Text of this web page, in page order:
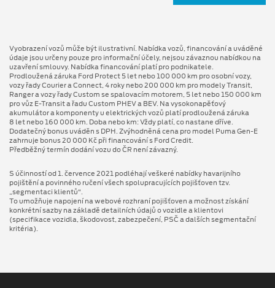
Vyobrazení vozů může být ilustrativní. Nabídka vozů, financování a uváděné
údaje jsou určeny pouze pro informační účely, nejsou závaznou nabídkou na
uzavření smlouvy. Nabídka financování platí pro podnikatele.
Prodloužená záruka Ford Protect 5 let nebo 100 000 km pro osobní vozy,
vozy řady Courier a Connect, 4 roky nebo 200 000 km pro modely Transit,
Ranger a vozy řady Custom se spalovacím motorem, 5 let nebo 150 000 km
pro vůz E-Transit a řadu Custom PHEV a BEV. Na vysokonapěťový
akumulátor a komponenty u elektrických vozů platí prodloužená záruka
8 let nebo 160 000 km. Doba nebo km: Vždy platí, co nastane dříve.
Dodatečný bonus uváděn s DPH. Zvýhodněná cena pro model Puma Gen⁠-⁠E
zahrnuje bonus 20 000 Kč při financování s Ford Credit.
Předběžný termín dodání vozu do ČR není závazný.
S účinností od 1. července 2021 podléhají veškeré nabídky havarijního
pojištění a povinného ručení všech spolupracujících pojišťoven tzv.
„segmentaci klientů“.
To umožňuje napojení na webové rozhraní pojišťoven a možnost získání
konkrétní sazby na základě detailních údajů o vozidle a klientovi
(specifikace vozidla, škodovost, zabezpečení, PSČ a dalších segmentační
kritéria).